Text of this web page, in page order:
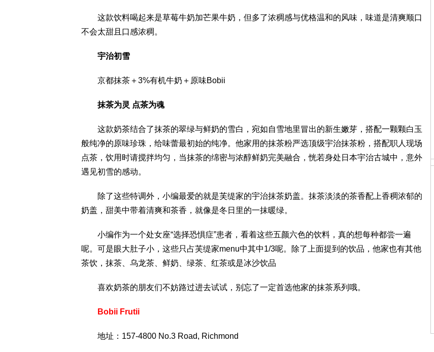
这款饮料喝起来是草莓牛奶加芒果牛奶，但多了浓稠感与优格温和的风味，味道是清爽顺口
不会太甜且口感浓稠。
宇治初雪
京都抹茶＋3%有机牛奶＋原味Bobii
抹茶为灵 点茶为魂
这款奶茶结合了抹茶的翠绿与鲜奶的雪白，宛如自雪地里冒出的新生嫩芽，搭配一颗颗白玉
般纯净的原味珍珠，给味蕾最初始的纯净。他家用的抹茶粉严选顶级宇治抹茶粉，搭配职人现场
点茶，饮用时请搅拌均匀，当抹茶的绵密与浓醇鲜奶完美融合，恍若身处日本宇治古城中，意外
遇见初雪的感动。
除了这些特调外，小编最爱的就是芙缇家的宇治抹茶奶盖。抹茶淡淡的茶香配上香稠浓郁的
奶盖，甜美中带着清爽和茶香，就像是冬日里的一抹暖绿。
小编作为一个处女座“选择恐惧症”患者，看着这些五颜六色的饮料，真的想每种都尝一遍
呢。可是眼大肚子小，这些只占芙缇家menu中其中1/3呢。除了上面提到的饮品，他家也有其他
茶饮，抹茶、乌龙茶、鲜奶、绿茶、红茶或是冰沙饮品
喜欢奶茶的朋友们不妨路过进去试试，别忘了一定首选他家的抹茶系列哦。
Bobii Frutii
地址：157-4800 No.3 Road, Richmond